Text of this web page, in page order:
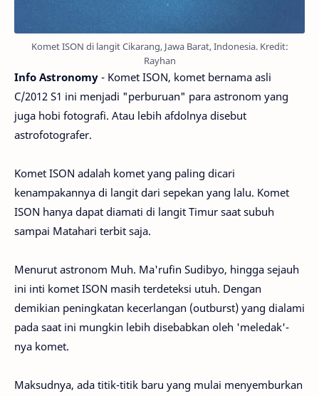
Komet ISON di langit Cikarang, Jawa Barat, Indonesia. Kredit:
Rayhan
Info Astronomy - Komet ISON, komet bernama asli
C/2012 S1 ini menjadi "perburuan" para astronom yang
juga hobi fotografi. Atau lebih afdolnya disebut
astrofotografer.
Komet ISON adalah komet yang paling dicari
kenampakannya di langit dari sepekan yang lalu. Komet
ISON hanya dapat diamati di langit Timur saat subuh
sampai Matahari terbit saja.
Menurut astronom Muh. Ma'rufin Sudibyo, hingga sejauh
ini inti komet ISON masih terdeteksi utuh. Dengan
demikian peningkatan kecerlangan (outburst) yang dialami
pada saat ini mungkin lebih disebabkan oleh 'meledak'-
nya komet.
Maksudnya, ada titik-titik baru yang mulai menyemburkan